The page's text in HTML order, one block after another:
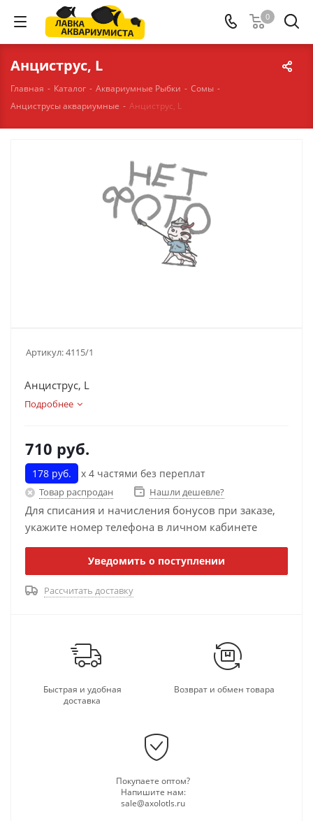
0
Анциструс, L
Главная - Каталог - Аквариумные Рыбки - Сомы -
Анциструсы аквариумные - Анциструс, L
Артикул:4115/1
Анциструс, L
Подробнее
710 руб.
178 руб. х 4 частями без переплат
Товар распродан Нашли дешевле?
Для списания и начисления бонусов при заказе,
укажите номер телефона в личном кабинете
Уведомить о поступлении
Рассчитать доставку
Быстрая и удобная
доставка
Возврат и обмен товара
Покупаете оптом?
Напишите нам:
sale@axolotls.ru